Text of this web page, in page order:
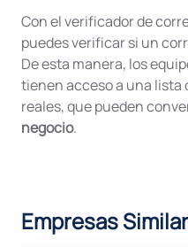
Con el verificador de
puedes verificar si un
De esta manera, los
tienen acceso a una
reales, que pueden
negocio.
Empresas